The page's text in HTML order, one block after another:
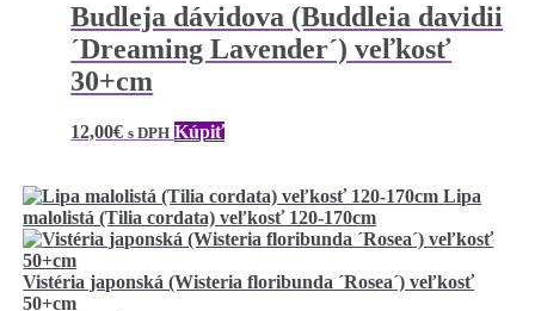
Budleja dávidova (Buddleia davidii
´Dreaming Lavender´) veľkosť
30+cm
12,00€ s DPH Kúpiť
Lipa
malolistá (Tilia cordata) veľkosť 120-170cm
Vistéria japonská (Wisteria floribunda ´Rosea´) veľkosť
50+cm